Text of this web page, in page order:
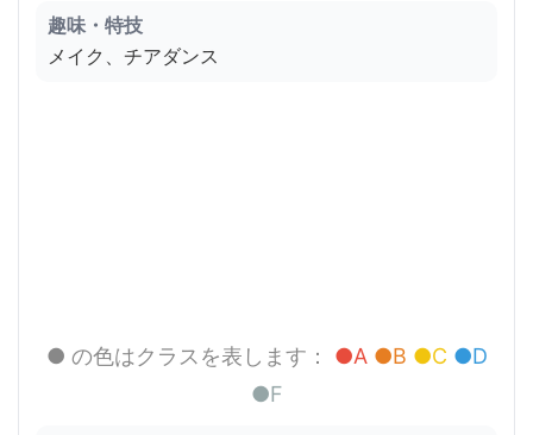
趣味・特技
メイク、チアダンス
● の色はクラスを表します： ●A ●B ●C ●D
●F